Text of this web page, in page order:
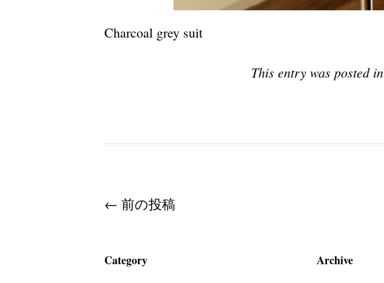
Charcoal grey suit
This entry was posted in
Post navigation
← 前の投稿
Category Archive